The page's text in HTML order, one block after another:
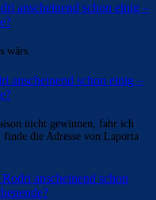
anscheinend schon einig –
wärs
anscheinend schon einig –
nicht gewinnen, fahr ich
finde die Adresse von Laporta
anscheinend schon